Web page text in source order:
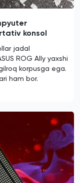
konsol
jadal
ROG Ally yaxshi
korpusga ega.
ham bor.